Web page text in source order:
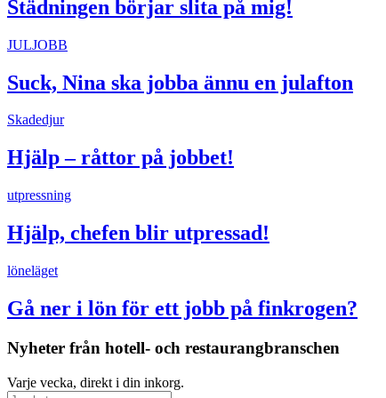
Städningen börjar slita på mig!
JULJOBB
Suck, Nina ska jobba ännu en julafton
Skadedjur
Hjälp – råttor på jobbet!
utpressning
Hjälp, chefen blir utpressad!
löneläget
Gå ner i lön för ett jobb på finkrogen?
Nyheter från hotell- och restaurangbranschen
Varje vecka, direkt i din inkorg.